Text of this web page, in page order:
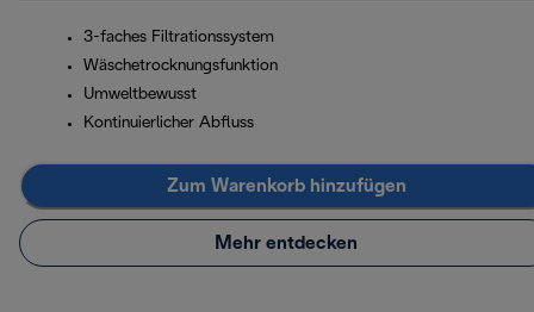
3-faches Filtrationssystem
Wäschetrocknungsfunktion
Umweltbewusst
Kontinuierlicher Abfluss
Zum Warenkorb hinzufügen
Mehr entdecken